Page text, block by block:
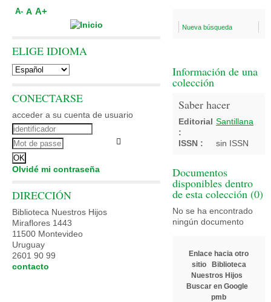
Nueva búsqueda
Información de una
colección
Saber hacer
Editorial
:
Santillana
ISSN : sin ISSN
Documentos
disponibles dentro
de esta colección (0)
No se ha encontrado
ningún documento
Enlace hacia otro
sitio
Biblioteca
Nuestros Hijos
Buscar en Google
pmb
A- A A+
ELIGE IDIOMA
CONECTARSE
acceder a su cuenta de usuario
Olvidé mi contraseña
DIRECCIÓN
Biblioteca Nuestros Hijos
Miraflores 1443
11500 Montevideo
Uruguay
2601 90 99
contacto